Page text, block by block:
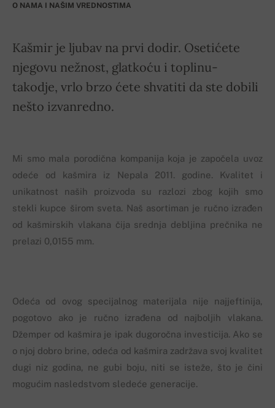
O NAMA I NAŠIM VREDNOSTIMA
Kašmir je ljubav na prvi dodir. Osetićete
njegovu nežnost, glatkoću i toplinu-
takodje, vrlo brzo ćete shvatiti da ste dobili
nešto izvanredno.
Mi smo mala porodična kompanija koja je započela uvoz
odeće od kašmira iz Nepala 2011. godine. Kvalitet i
unikatnost naših proizvoda su razlozi zbog kojih smo
stekli kupce širom sveta. Naš asortiman je ručno izrađen
od kašmirskih vlakana čija srednja debljina prečnika ne
prelazi 0,0155 mm.
Odeća od ovog specijalnog materijala nije najjeftinija,
pogotovo ako je ručno izrađena od najboljih vlakana.
Džemper od kašmira je ipak dugoročna investicija. Ako se
o njoj dobro brine, odeća od kašmira zadržava svoj kvalitet
dugi niz godina, ne gubi boju, niti se isteže, što je čini
mogućim nasledstvom sledeće generacije.